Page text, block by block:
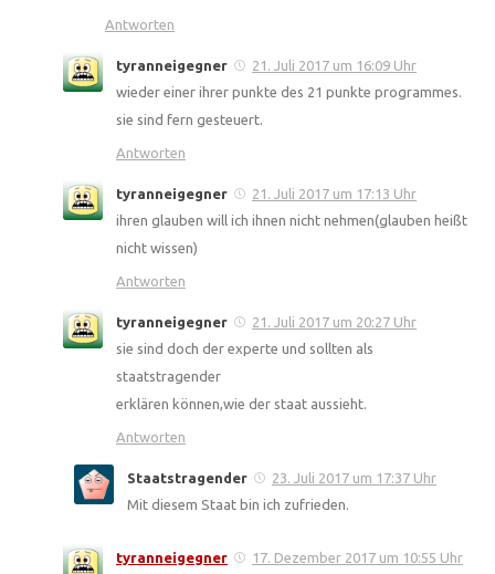
Antworten
tyranneigegner
21. Juli 2017 um 16:09 Uhr
wieder einer ihrer punkte des 21 punkte programmes.
sie sind fern gesteuert.
Antworten
tyranneigegner
21. Juli 2017 um 17:13 Uhr
ihren glauben will ich ihnen nicht nehmen(glauben heißt
nicht wissen)
Antworten
tyranneigegner
21. Juli 2017 um 20:27 Uhr
sie sind doch der experte und sollten als
staatstragender
erklären können,wie der staat aussieht.
Antworten
Staatstragender
23. Juli 2017 um 17:37 Uhr
Mit diesem Staat bin ich zufrieden.
tyranneigegner
17. Dezember 2017 um 10:55 Uhr